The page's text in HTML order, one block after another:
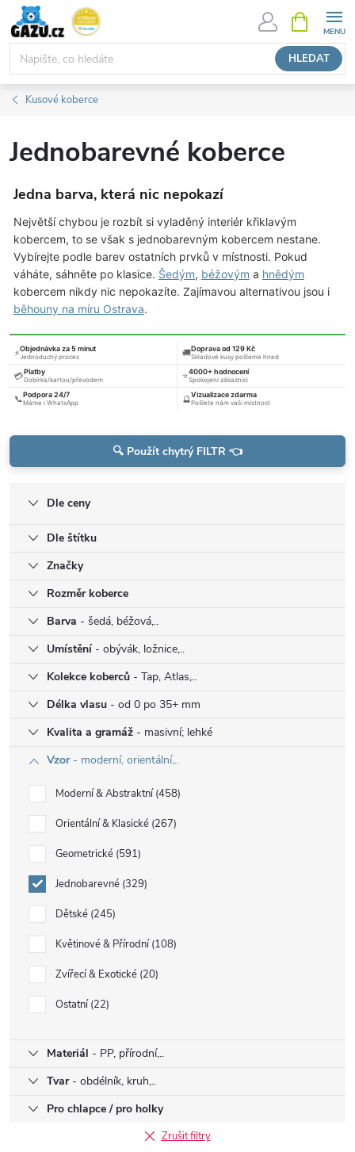
Přejít
obsah
HLEDAT
NÁKUPNÍ
KOŠÍK
Kusové koberce
Jednobarevné koberce
Jedna barva, která nic nepokazí
Největší chybou je rozbít si vyladěný interiér křiklavým
kobercem, to se však s jednobarevným kobercem nestane.
Vybírejte podle barev ostatních prvků v místnosti. Pokud
váháte, sáhněte po klasice. Šedým, béžovým a hnědým
kobercem nikdy nic nepokazíte. Zajímavou alternativou jsou i
běhouny na míru Ostrava.
⚡Objednávka za 5 minut
Jednoduchý proces 🚚Doprava od 129 Kč
Skladové kusy pošleme hned
💳Platby
Dobírka/kartou/převodem ⭐4000+ hodnocení
Spokojení zákazníci
📞Podpora 24/7
Máme i WhatsApp 🔮Vizualizace zdarma
Pošlete nám vaši místnost
🔍 Použít chytrý FILTR 👈
Dle ceny
Dle štítku
Značky
Rozměr koberce
Barva - šedá, béžová,..
Umístění - obývák, ložnice,..
Kolekce koberců - Tap, Atlas,..
Délka vlasu - od 0 po 35+ mm
Kvalita a gramáž - masivní; lehké
Vzor- moderní, orientální,..
Moderní & Abstraktní 458
Orientální & Klasické 267
Geometrické 591
Jednobarevné 329
Dětské 245
Květinové & Přírodní 108
Zvířecí & Exotické 20
Ostatní 22
Materiál - PP, přírodní,..
Tvar- obdélník, kruh,..
Pro chlapce / pro holky
Zrušit filtry